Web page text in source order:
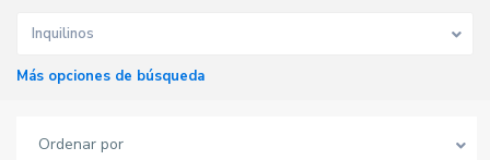
Inquilinos
Más opciones de búsqueda
Ordenar por